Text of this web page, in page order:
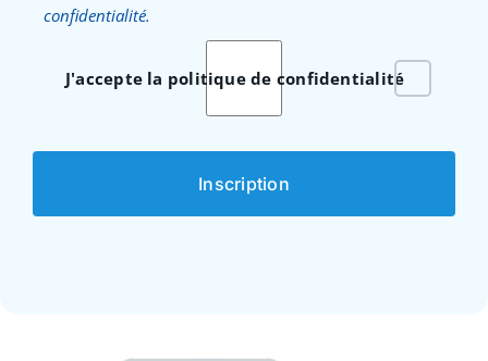
confidentialité.
J'accepte la politique de confidentialité
Inscription